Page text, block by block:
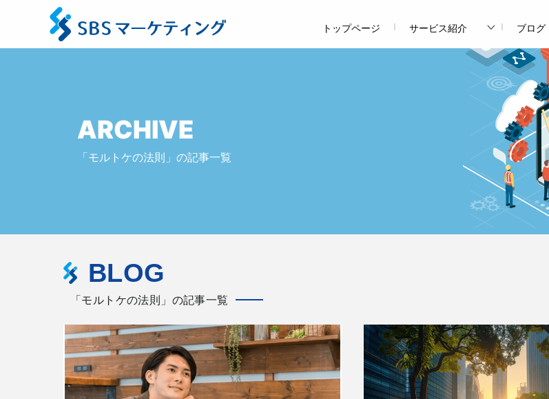
トップページ サービス紹介 ブログ
ARCHIVE
「モルトケの法則」の記事一覧
BLOG
「モルトケの法則」の記事一覧